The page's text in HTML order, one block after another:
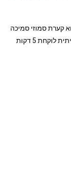
קערת סמוזי סמיכה
5 דקות